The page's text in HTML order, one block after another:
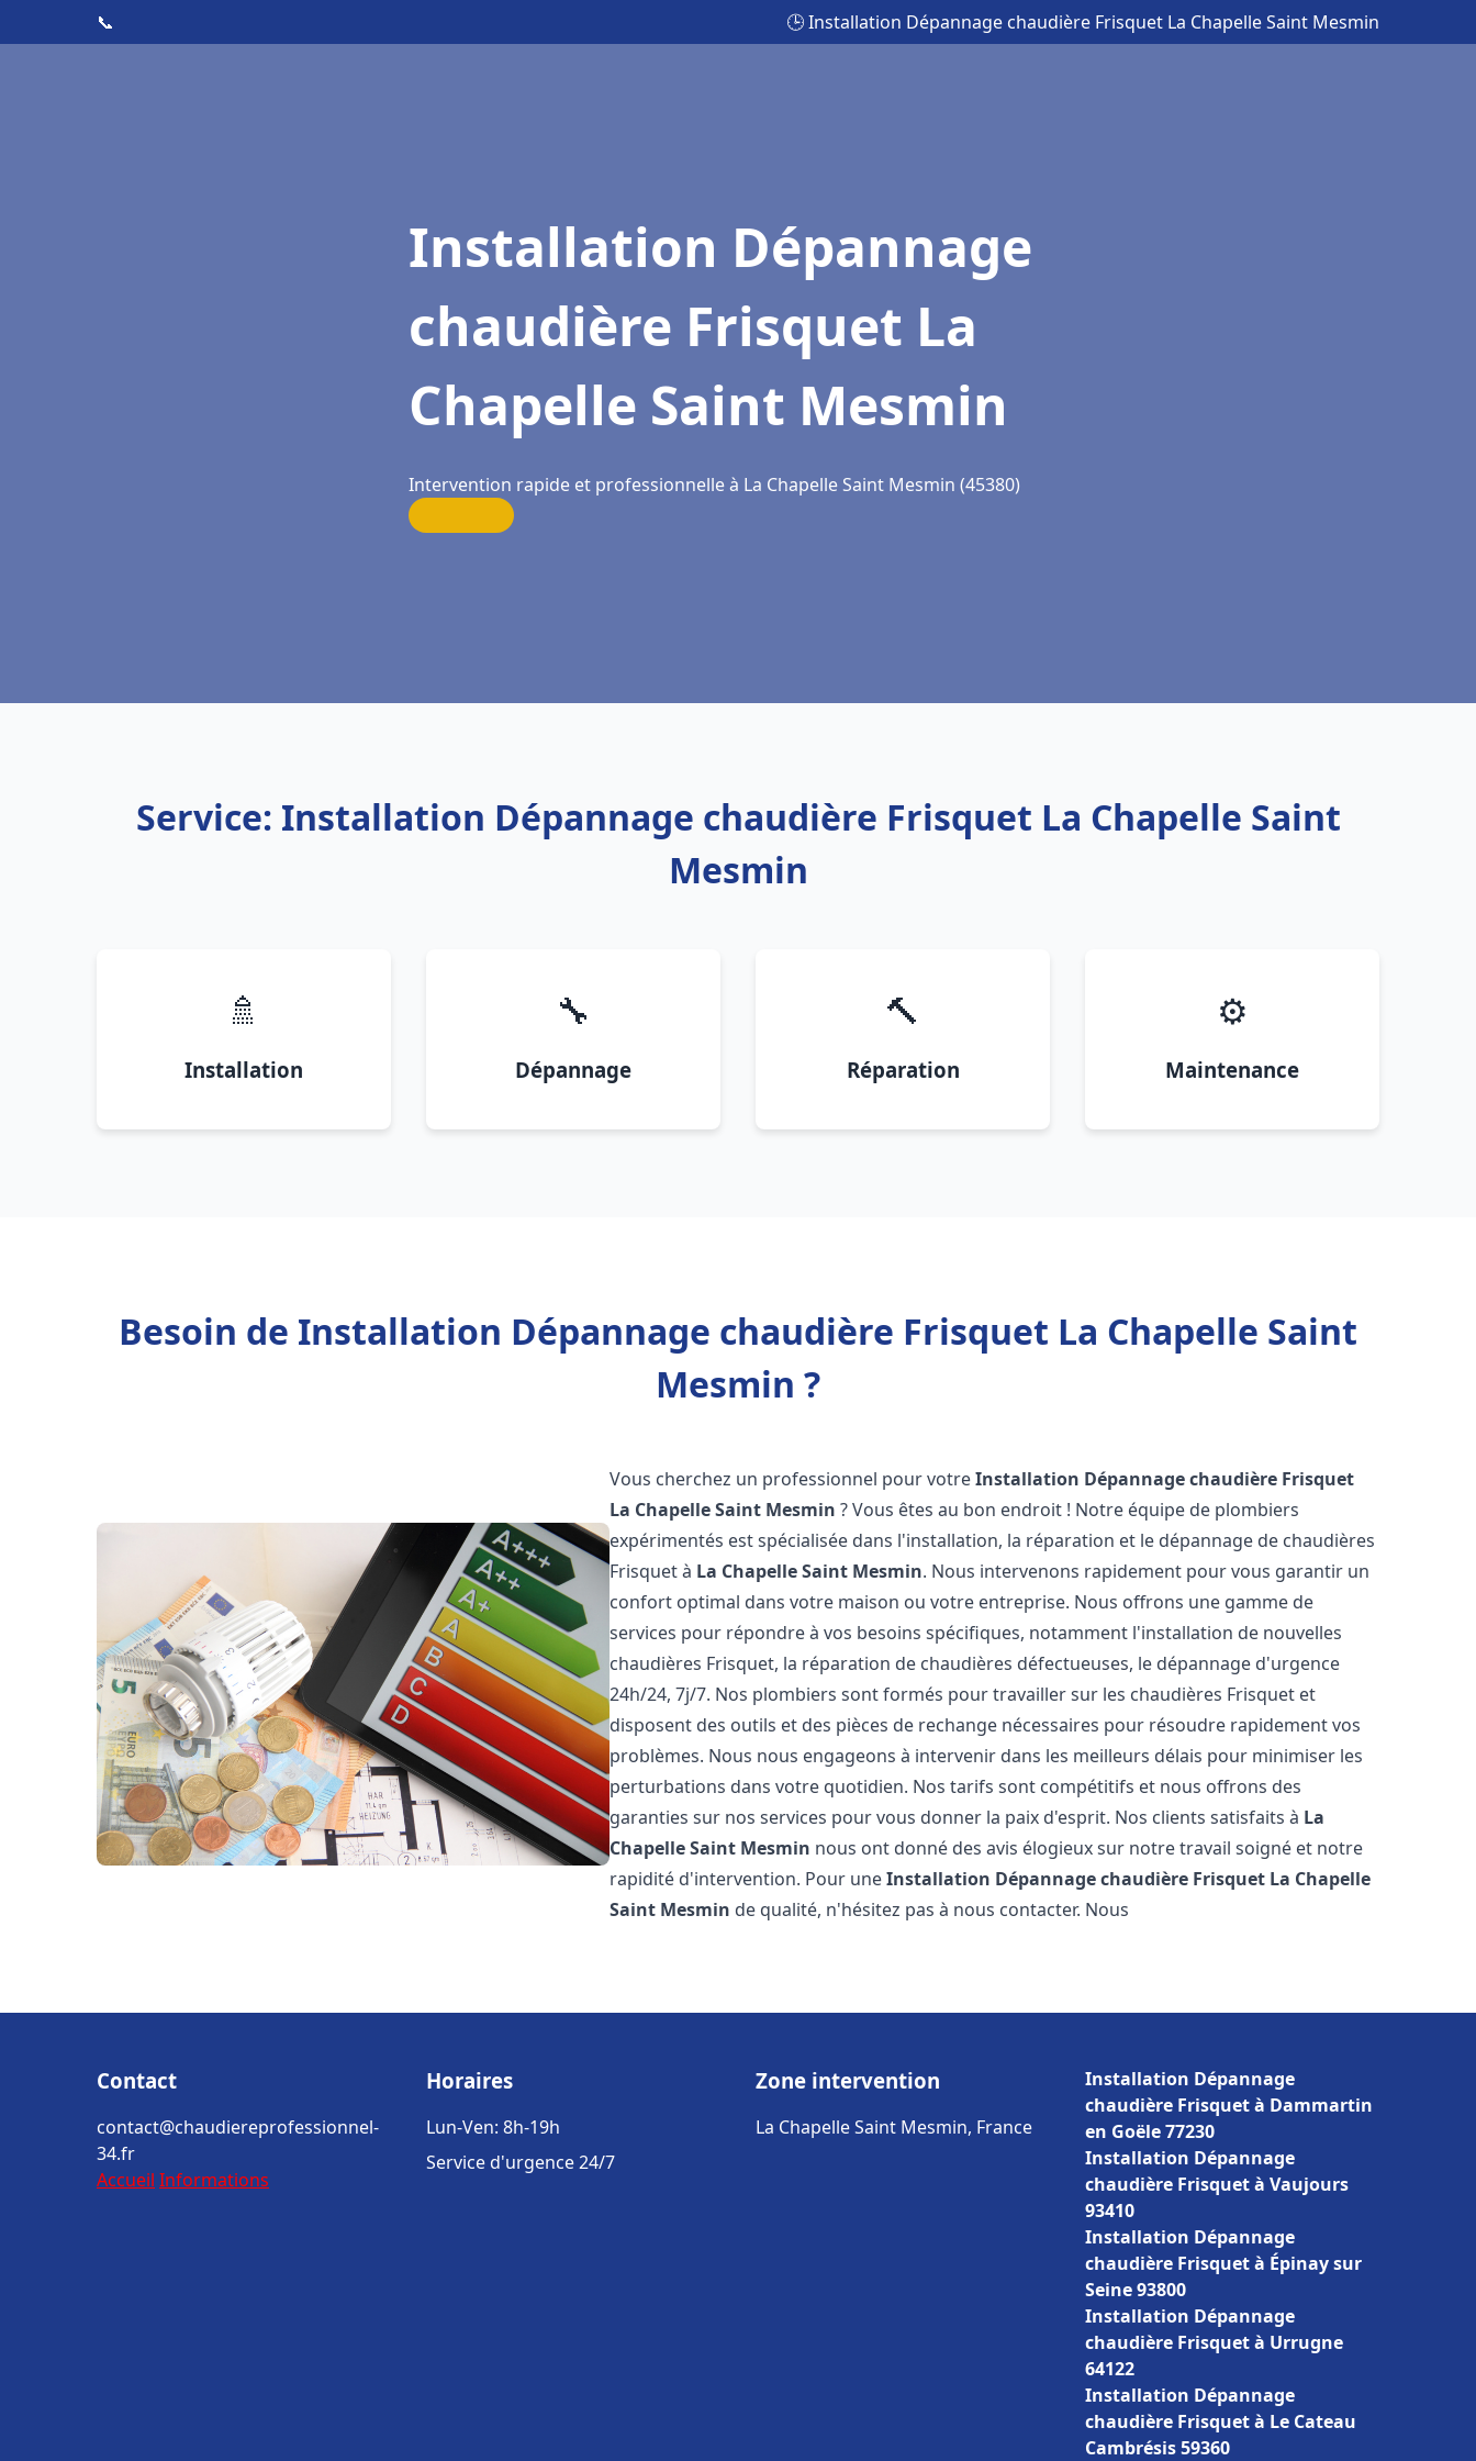
📞 🕒 Installation Dépannage chaudière Frisquet La Chapelle Saint Mesmin
Installation Dépannage
chaudière Frisquet La
Chapelle Saint Mesmin
Intervention rapide et professionnelle à La Chapelle Saint Mesmin (45380)
Service: Installation Dépannage chaudière Frisquet La Chapelle Saint
Mesmin
🚿
Installation
🔧
Dépannage
🔨
Réparation
⚙️
Maintenance
Besoin de Installation Dépannage chaudière Frisquet La Chapelle Saint
Mesmin ?
Vous cherchez un professionnel pour votreInstallation Dépannage chaudière Frisquet
La Chapelle Saint Mesmin ? Vous êtes au bon endroit ! Notre équipe de plombiers
expérimentés est spécialisée dans l'installation, la réparation et le dépannage de chaudières
Frisquet à La Chapelle Saint Mesmin. Nous intervenons rapidement pour vous garantir un
confort optimal dans votre maison ou votre entreprise. Nous offrons une gamme de
services pour répondre à vos besoins spécifiques, notamment l'installation de nouvelles
chaudières Frisquet, la réparation de chaudières défectueuses, le dépannage d'urgence
24h/24, 7j/7. Nos plombiers sont formés pour travailler sur les chaudières Frisquet et
disposent des outils et des pièces de rechange nécessaires pour résoudre rapidement vos
problèmes. Nous nous engageons à intervenir dans les meilleurs délais pour minimiser les
perturbations dans votre quotidien. Nos tarifs sont compétitifs et nous offrons des
garanties sur nos services pour vous donner la paix d'esprit. Nos clients satisfaits à La
Chapelle Saint Mesmin nous ont donné des avis élogieux sur notre travail soigné et notre
rapidité d'intervention. Pour uneInstallation Dépannage chaudière Frisquet La Chapelle
Saint Mesmin de qualité, n'hésitez pas à nous contacter. Nous
Contact
contact@chaudiereprofessionnel-
34.fr
Accueil Informations
Horaires
Lun-Ven: 8h-19h
Service d'urgence 24/7
Zone intervention
La Chapelle Saint Mesmin, France
Installation Dépannage
chaudière Frisquet à Dammartin
en Goële 77230
Installation Dépannage
chaudière Frisquet à Vaujours
93410
Installation Dépannage
chaudière Frisquet à Épinay sur
Seine 93800
Installation Dépannage
chaudière Frisquet à Urrugne
64122
Installation Dépannage
chaudière Frisquet à Le Cateau
Cambrésis 59360